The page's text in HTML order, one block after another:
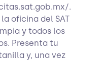
.
oficina del SAT
y todos los
Presenta tu
y, una vez